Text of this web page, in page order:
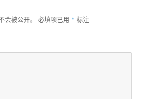
会被公开。 必填项已用 * 标注